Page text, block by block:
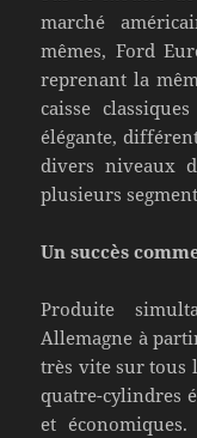
marché
mêmes, Ford
reprenant la
caisse
élégante,
divers niveaux
plusieurs
Un succès
Produite
Allemagne à
très vite sur tous
quatre-cylindres
et